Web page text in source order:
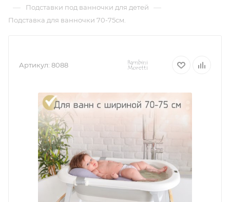
— Подставки под ванночки для детей —
Подставка для ванночки 70-75см.
Артикул: 8088